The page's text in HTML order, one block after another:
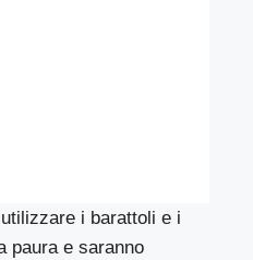
i barattoli e i
paura e saranno